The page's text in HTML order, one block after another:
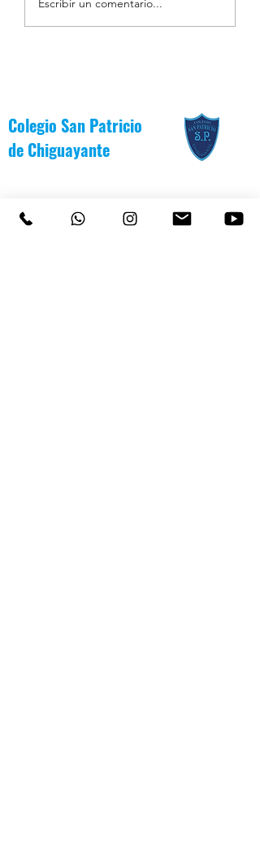
Colegio San Patricio
de Chiguayante